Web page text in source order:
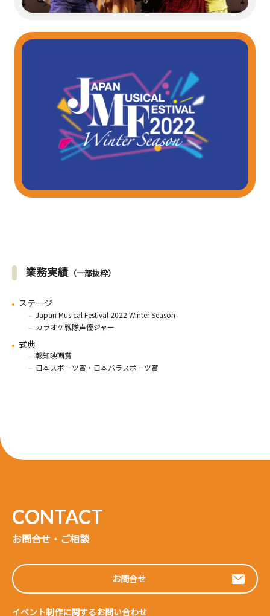
業務実績 （一部抜粋）
ステージ
Japan Musical Festival 2022 Winter Season
カラオケ戦隊声優ジャー
式典
報知映画賞
日本スポーツ賞・日本パラスポーツ賞
お問合せ・ご相談
お問合せ
イベント制作に関するお問い合わせ